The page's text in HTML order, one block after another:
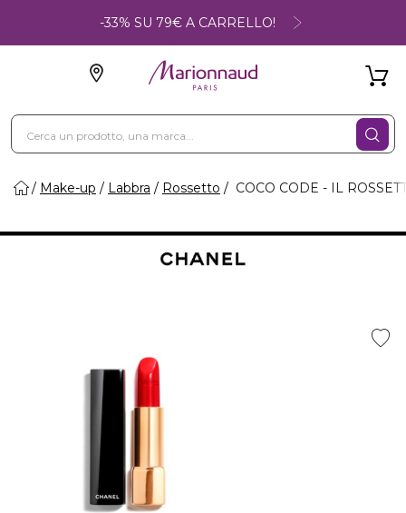
-33% SU 79€ A CARRELLO!
Make-up Labbra Rossetto COCO CODE - IL